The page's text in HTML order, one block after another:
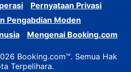
Pernyataan Privasi
Pengabdian Moden
Mengenai Booking.com
Booking.com™. Semua Hak
Terpelihara.